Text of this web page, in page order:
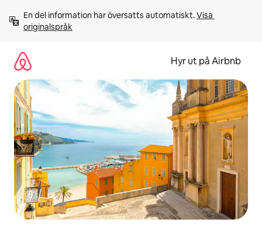
innehåll
En del information har översatts automatiskt. Visa
originalspråk
Hyr ut på Airbnb